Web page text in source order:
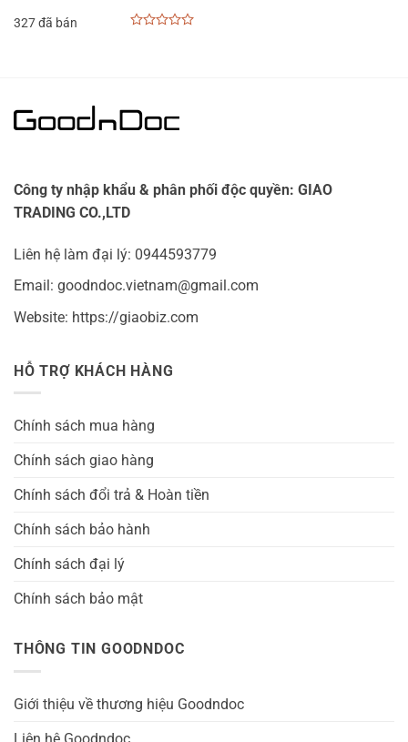
327 đã bán
Công ty nhập khẩu & phân phối độc quyền: GIAO
TRADING CO.,LTD
Liên hệ làm đại lý: 0944593779
Email: goodndoc.vietnam@gmail.com
Website: https://giaobiz.com
HỖ TRỢ KHÁCH HÀNG
Chính sách mua hàng
Chính sách giao hàng
Chính sách đổi trả & Hoàn tiền
Chính sách bảo hành
Chính sách đại lý
Chính sách bảo mật
THÔNG TIN GOODNDOC
Giới thiệu về thương hiệu Goodndoc